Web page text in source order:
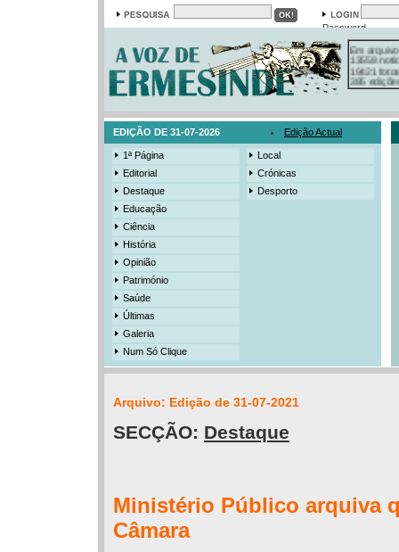
Password
Em arquivo
13558
19421
385
3206
525
EDIÇÃO DE 31-07-2026 Edição Actual
1ª Página
Editorial
Destaque
Educação
Ciência
História
Opinião
Património
Saúde
Últimas
Galeria
Num Só Clique
Local
Crónicas
Desporto
Arquivo: Edição de 31-07-2021
SECÇÃO: Destaque
Ministério Público arquiva
Câmara